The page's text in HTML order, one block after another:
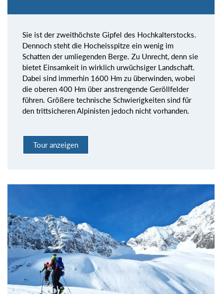
Sie ist der zweithöchste Gipfel des Hochkalterstocks.
Dennoch steht die Hocheisspitze ein wenig im
Schatten der umliegenden Berge. Zu Unrecht, denn sie
bietet Einsamkeit in wirklich urwüchsiger Landschaft.
Dabei sind immerhin 1600 Hm zu überwinden, wobei
die oberen 400 Hm über anstrengende Geröllfelder
führen. Größere technische Schwierigkeiten sind für
den trittsicheren Alpinisten jedoch nicht vorhanden.
Tour anzeigen